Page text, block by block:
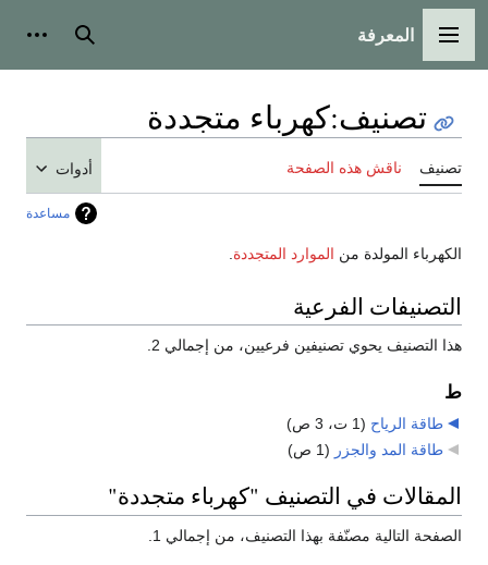
القائمة الرئيسية
المعرفة بحث
تصنيف:كهرباء متجددة
تصنيف ناقش هذه الصفحة أدوات
مساعدة
الكهرباء المولدة من الموارد المتجددة
التصنيفات الفرعية
هذا التصنيف يحوي تصنيفين فرعيين، من إجمالي 2.
ط
طاقة الرياح (1 ت، 3 ص)
طاقة المد والجزر (1 ص)
المقالات في التصنيف "كهرباء متجددة"
الصفحة التالية مصنّفة بهذا التصنيف، من إجمالي 1.